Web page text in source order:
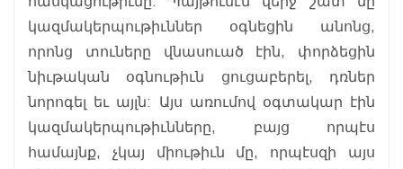
կազմակերպութիւններ օգնեցին անոնց,
որոնց տուները վնասուած էին, փորձեցին
նիւթական օգնութիւն ցուցաբերել, դռներ
նորոգել եւ այլն: Այս առումով օգտակար էին
կազմակերպութիւնները, բայց որպէս
համայնք, չկայ միութիւն մը, որպէսզի այս